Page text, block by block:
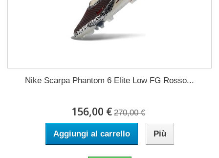
Nike Scarpa Phantom 6 Elite Low FG Rosso...
156,00 € 270,00 €
Aggiungi al carrello Più